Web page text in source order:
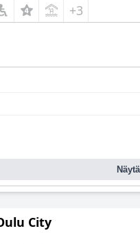
+3
City